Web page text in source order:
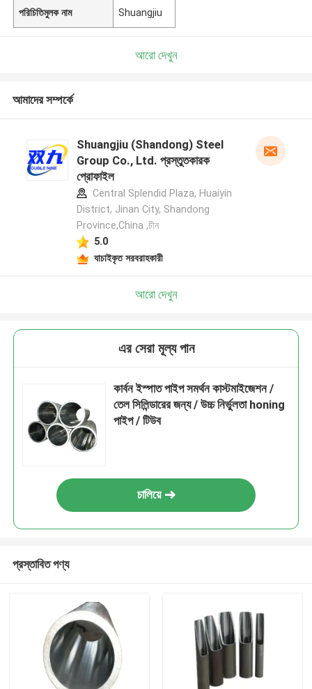
পরিচিতিমুলক নাম Shuangjiu
আরো দেখুন
আমাদের সম্পর্কে
Shuangjiu (Shandong) Steel
Group Co., Ltd. প্রস্তুতকারক
প্রোফাইল
Central Splendid Plaza, Huaiyin
District, Jinan City, Shandong
Province,China ,চীন
5.0
যাচাইকৃত সরবরাহকারী
আরো দেখুন
এর সেরা মূল্য পান
কার্বন ইস্পাত পাইপ সমর্থন কাস্টমাইজেশন /
তেল সিলিন্ডারের জন্য / উচ্চ নির্ভুলতা honing
পাইপ / টিউব
চালিয়ে
প্রস্তাবিত পণ্য